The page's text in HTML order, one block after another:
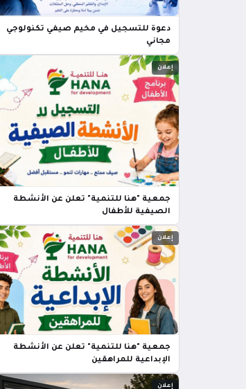
دعوة للتسجيل في مخيم صيفي تكنولوجي
مجاني
إعلان
جمعية "هنا للتنمية" تعلن عن الأنشطة
الصيفية للأطفال
إعلان
جمعية "هنا للتنمية" تعلن عن الأنشطة
الإبداعية للمراهقين
إعلان